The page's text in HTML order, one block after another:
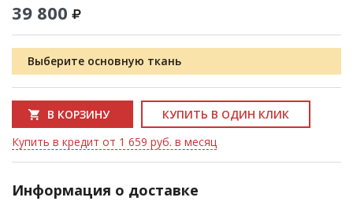
39 800
Выберите основную ткань
В КОРЗИНУ
КУПИТЬ В ОДИН КЛИК
Купить в кредит от 1 659 руб. в месяц
Информация о доставке